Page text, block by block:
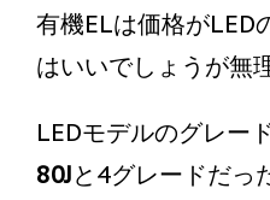
有機ELは価格がLED
はいいでしょうが無
LEDモデルのグレー
80Jと4グレードだっ